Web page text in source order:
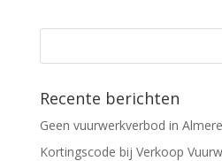
Recente berichten
Geen vuurwerkverbod in
Kortingscode bij Verkoop